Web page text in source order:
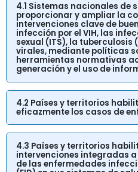
4.1 Sistemas nacionales
proporcionar y ampliar la
intervenciones clave de
infección por el VIH, las
sexual (ITS), la tuberculosis
virales, mediante políticas
herramientas normativas
generación y el uso de
4.2 Países y territorios
eficazmente los casos de
4.3 Países y territorios
intervenciones integradas
de las enfermedades